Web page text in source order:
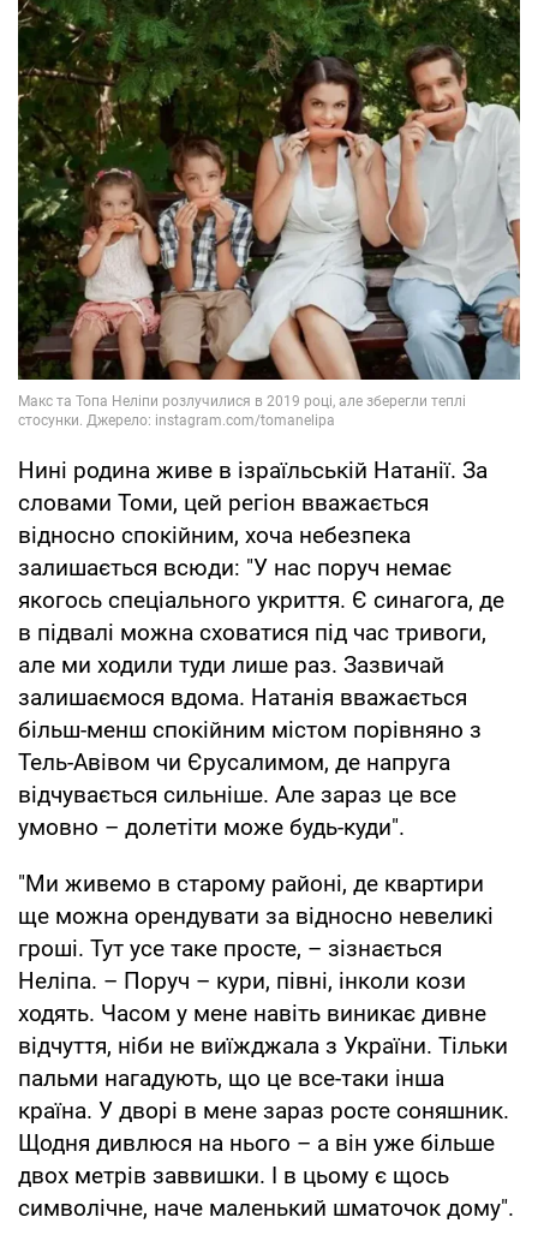
Нині родина живе в ізраїльській Натанії. За
словами Томи, цей регіон вважається
відносно спокійним, хоча небезпека
залишається всюди: "У нас поруч немає
якогось спеціального укриття. Є синагога, де
в підвалі можна сховатися під час тривоги,
але ми ходили туди лише раз. Зазвичай
залишаємося вдома. Натанія вважається
більш-менш спокійним містом порівняно з
Тель-Авівом чи Єрусалимом, де напруга
відчувається сильніше. Але зараз це все
умовно – долетіти може будь-куди".
"Ми живемо в старому районі, де квартири
ще можна орендувати за відносно невеликі
гроші. Тут усе таке просте, – зізнається
Неліпа. – Поруч – кури, півні, інколи кози
ходять. Часом у мене навіть виникає дивне
відчуття, ніби не виїжджала з України. Тільки
пальми нагадують, що це все-таки інша
країна. У дворі в мене зараз росте соняшник.
Щодня дивлюся на нього – а він уже більше
двох метрів заввишки. І в цьому є щось
символічне, наче маленький шматочок дому".